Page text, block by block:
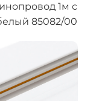
1м с
85082/00